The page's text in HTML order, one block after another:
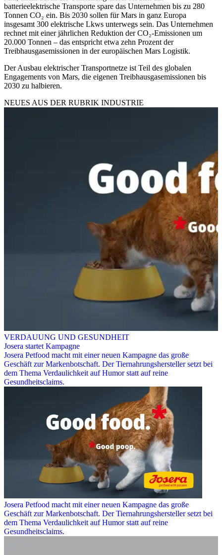
batterieelektrische Transporte spare das Unternehmen bis zu 280
Tonnen CO₂ ein. Bis 2030 sollen für Mars in ganz Europa
insgesamt 300 elektrische Lkws unterwegs sein. Das Unternehmen
rechnet mit einer jährlichen Reduktion der CO₂-Emissionen um
20.000 Tonnen – das entspricht etwa zehn Prozent der
Treibhausgasemissionen in der europäischen Mars Logistik.
Der Ausbau elektrischer Transportnetze ist Teil des globalen
Engagements von Mars, die eigenen Treibhausgasemissionen bis
2030 zu halbieren.
NEUES AUS DER RUBRIK INDUSTRIE
VERDAUUNG UND GESUNDHEIT
Josera startet Kampagne
Josera Petfood macht mit einer neuen Kampagne das große
Geschäft zur Markenbotschaft. Der Tiernahrungshersteller setzt bei
dem Thema Verdaulichkeit auf Humor statt auf reine
Gesundheitsclaims.
Josera Petfood macht mit einer neuen Kampagne das große
Geschäft zur Markenbotschaft. Der Tiernahrungshersteller setzt bei
dem Thema Verdaulichkeit auf Humor statt auf reine
Gesundheitsclaims.